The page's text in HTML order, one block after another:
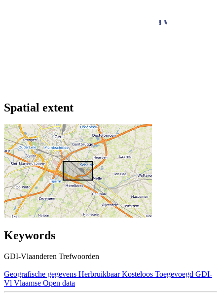
Spatial extent
Keywords
GDI-Vlaanderen Trefwoorden
Geografische gegevens Herbruikbaar Kosteloos Toegevoegd GDI-
Vl Vlaamse Open data